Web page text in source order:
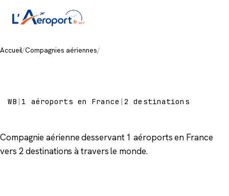
Accueil/Compagnies aériennes/
WB | 1 aéroports en France |2 destinations
Compagnie aérienne desservant 1 aéroports en France
vers 2 destinations à travers le monde.